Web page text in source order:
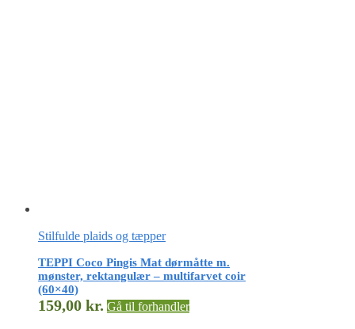
Stilfulde plaids og tæpper
TEPPI Coco Pingis Mat dørmåtte m.
mønster, rektangulær – multifarvet coir
(60×40)
159,00 kr. Gå til forhandler